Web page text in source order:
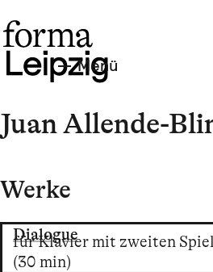
Menü
Juan Allende-
Werke
Dialogue
für Klavier mit zweiten
(30 min)